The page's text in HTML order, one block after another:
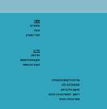
שירות הלקוחות והתמיכה
03-6206066
מיקום: אלנבי 43
ראשון - חמישי 10:00-19:00
שישי 10:00-15:00
אתר:
מאמרים
חנות
חברי מועדון
מידע:
אודותינו
תקנון ותנאי שימוש
הצהרת נגישות